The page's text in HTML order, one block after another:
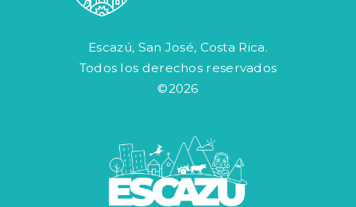
Escazú, San José, Costa Rica.
Todos los derechos reservados
©2026